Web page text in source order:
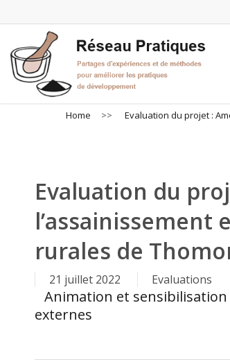
to
main
content
Home >> Evaluation du projet :
Evaluation du
l’assainissement
rurales de
21 juillet 2022 Evaluations
Animation et sensibilisation
externes